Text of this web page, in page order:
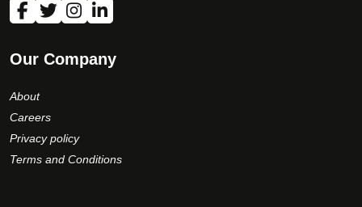
Our Company
About
Careers
Privacy policy
Terms and Conditions